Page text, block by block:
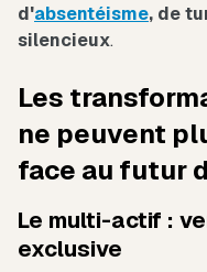
d'absentéisme, de
silencieux.
Les
ne peuvent
face au futur
Le multi-actif :
exclusive